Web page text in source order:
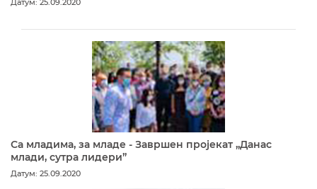
Датум: 25.09.2020
Са младима, за младе - Завршен пројекат „Данас
млади, сутра лидери”
Датум: 25.09.2020